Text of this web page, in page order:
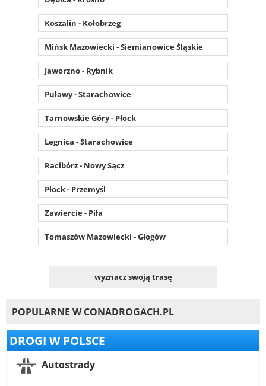
Koszalin - Kołobrzeg
Mińsk Mazowiecki - Siemianowice Śląskie
Jaworzno - Rybnik
Puławy - Starachowice
Tarnowskie Góry - Płock
Legnica - Starachowice
Racibórz - Nowy Sącz
Płock - Przemyśl
Zawiercie - Piła
Tomaszów Mazowiecki - Głogów
wyznacz swoją trasę
POPULARNE W CONADROGACH.PL
DROGI W POLSCE
Autostrady